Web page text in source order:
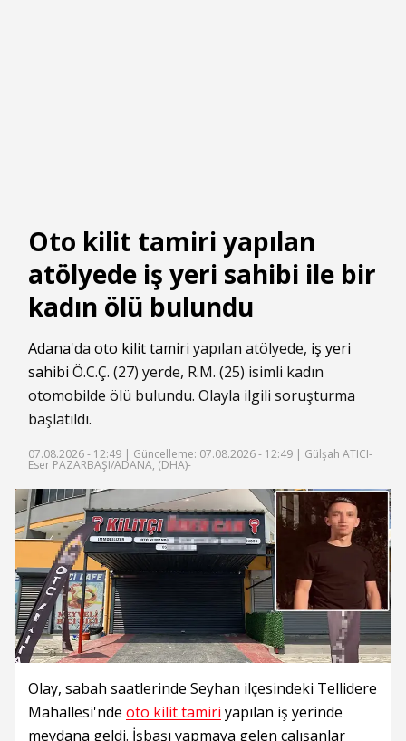
Oto kilit tamiri yapılan
atölyede iş yeri sahibi ile bir
kadın ölü bulundu
Adana'da oto kilit tamiri yapılan atölyede, iş yeri
sahibi Ö.C.Ç. (27) yerde, R.M. (25) isimli kadın
otomobilde ölü bulundu. Olayla ilgili soruşturma
başlatıldı.
07.08.2026 - 12:49 | Güncelleme: 07.08.2026 - 12:49 | Gülşah ATICI-
Eser PAZARBAŞI/ADANA, (DHA)-
Olay, sabah saatlerinde Seyhan ilçesindeki Tellidere
Mahallesi'nde oto kilit tamiri yapılan iş yerinde
meydana geldi. İşbaşı yapmaya gelen çalışanlar